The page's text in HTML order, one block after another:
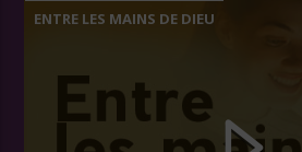
ENTRE LES MAINS DE DIEU